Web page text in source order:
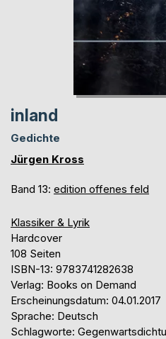
inland
Gedichte
Jürgen Kross
Band 13: edition offenes feld
Klassiker & Lyrik
Hardcover
108 Seiten
ISBN-13: 9783741282638
Verlag: Books on Demand
Erscheinungsdatum: 04.01.2017
Sprache: Deutsch
Schlagworte: